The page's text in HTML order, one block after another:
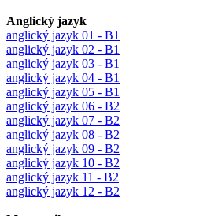
Anglický jazyk
anglický jazyk 01 - B1
anglický jazyk 02 - B1
anglický jazyk 03 - B1
anglický jazyk 04 - B1
anglický jazyk 05 - B1
anglický jazyk 06 - B2
anglický jazyk 07 - B2
anglický jazyk 08 - B2
anglický jazyk 09 - B2
anglický jazyk 10 - B2
anglický jazyk 11 - B2
anglický jazyk 12 - B2